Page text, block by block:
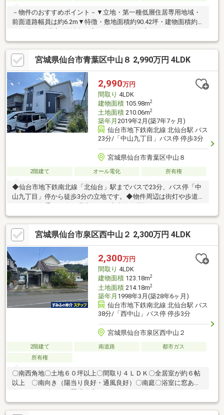
－物件のおすすめポイント－▼立地・第一種低層住居専用地域・
前面道路幅員は約6.2m▼特徴・敷地面積約90.42坪・建物面積約
チン、パントリー付・室内随所に収納スペースを確保・2階洋室は
約18.4帖、キッチン付・建物程度良好・駐車2台可能(車種によ
る)▼設備・床暖房(灯油式)・エコキュート・食洗機・IHクッキン
グヒーター・複層ガラス・TVモニター付インターホン■ ご希望の
住まい探しをお手伝いします ━━━━━・・・物件の詳細・ご相
談はお気軽にお問い合わせください。
宮城県仙台市青葉区中山８ 2,990万円 4LDK
2,990万円
間取り 4LDK
建物面積105.98m2
土地面積210.06m2
築年月 2019年2月(築7年7ヶ月)
仙台市地下鉄南北線 北仙台駅 バス
23分/「中山九丁目」バス停 停歩3分
宮城県仙台市青葉区中山８
2階建て オール電化 所有権
◆仙台市地下鉄南北線「北仙台」駅までバスで23分、バス停「中
山九丁目」停から徒歩3分の立地です。◆物件周辺は街灯や歩道
の商業施設があり、買い物に便利な立地です。◆中山エリアは、
落ち着いた住宅地が広がる高台のエリアです。◆セカンドカーや
来客用にうれしい並列3台分のカースペース有り。◆南側6.0帖の
洋室には、ウォークインクローゼットが設置されています。スー
ツケース等の大きな荷物を収納することも可能です。◆リビング
ダイニングからは南側の庭の植栽をが臨めます。また、庭部分は
道路に面していないため、道路からの目線は気になりません。
宮城県仙台市泉区西中山２ 2,300万円 4LDK
2,300万円
間取り 4LDK
建物面積123.18m2
土地面積214.18m2
築年月 1998年3月(築28年6ヶ月)
仙台市地下鉄南北線 北仙台駅 バス
38分/「西中山」バス停 停歩3分
宮城県仙台市泉区西中山２
2階建て 南道路
都市ガス
所有権
〇南西角地〇土地６０坪以上〇間取り４ＬＤＫ〇全居室が約６帖
以上 〇南向き（陽当り良好・通風良好）〇南庭〇浴室に窓あり
室内保守状況良好〇閑静な住宅地